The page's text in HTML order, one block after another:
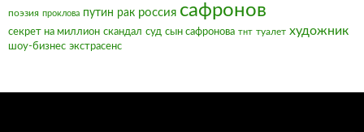
поэзия проклова путин рак россия сафронов
секрет на миллион скандал суд сын сафронова тнт туалет художник
шоу-бизнес экстрасенс